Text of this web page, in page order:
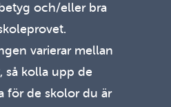
och/eller bra
varierar mellan
så kolla upp de
för de skolor du är